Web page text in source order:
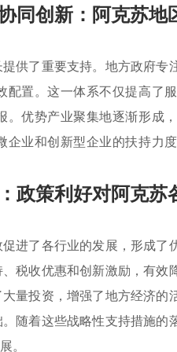
同创新：阿克苏地
供了重要支持。地方政府专
置。这一体系不仅提高了
。优势产业聚集地逐渐形成
业和创新型企业的扶持力
政策利好对阿克苏
促进了各行业的发展，形成
税收优惠和创新激励，有效
量投资，增强了地方经济的
随着这些战略性支持措施的
。